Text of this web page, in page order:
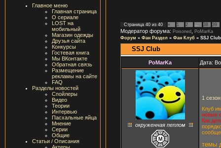
Главное меню
Главная страница
О сериале
LOST на
мобильный
Магазин одежды
Друзья сайта
Конкурсы
Гостевая книга
Мы ВКонтакте
Обратная связь
Размещение
рекламы на сайте
FAQ
Разделы новостей
Спойлеры
Видео
Теории
Интервью
Пасхальные яйца
Мнение
Серии
Общие
Статьи / Описания
Страница 40 из 40 « 1 2 38 39
Модератор форума: Poisoned
PoMarKa
Форум » Фан Раздел » Фан Клуб » SSJ Club
SSJ Club
PoMarKa Дата:
окруженная пеплом
1
Клуб
новые
Как
темы